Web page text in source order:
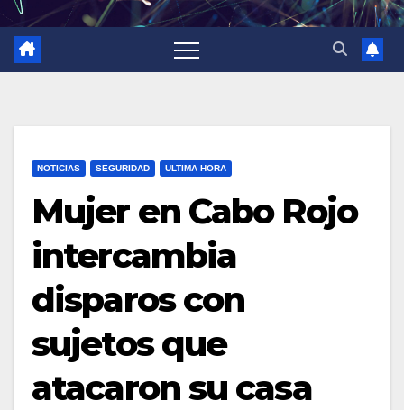
NOTICIAS SEGURIDAD ULTIMA HORA
Mujer en Cabo Rojo
intercambia
disparos con
sujetos que
atacaron su casa